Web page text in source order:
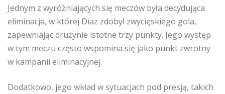
Jednym z wyróżniających się meczów była decydująca
eliminacja, w której Díaz zdobył zwycięskiego gola,
zapewniając drużynie istotne trzy punkty. Jego występ
w tym meczu często wspomina się jako punkt zwrotny
w kampanii eliminacyjnej.
Dodatkowo, jego wkład w sytuacjach pod presją, takich